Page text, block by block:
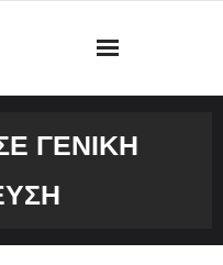
ΓΕΝΙΚΗ